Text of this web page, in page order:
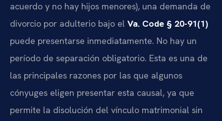
acuerdo y no hay hijos menores), una demanda de
divorcio por adulterio bajo el Va. Code § 20-91(1)
puede presentarse inmediatamente. No hay un
período de separación obligatorio. Esta es una de
las principales razones por las que algunos
cónyuges eligen presentar esta causal, ya que
permite la disolución del vínculo matrimonial sin